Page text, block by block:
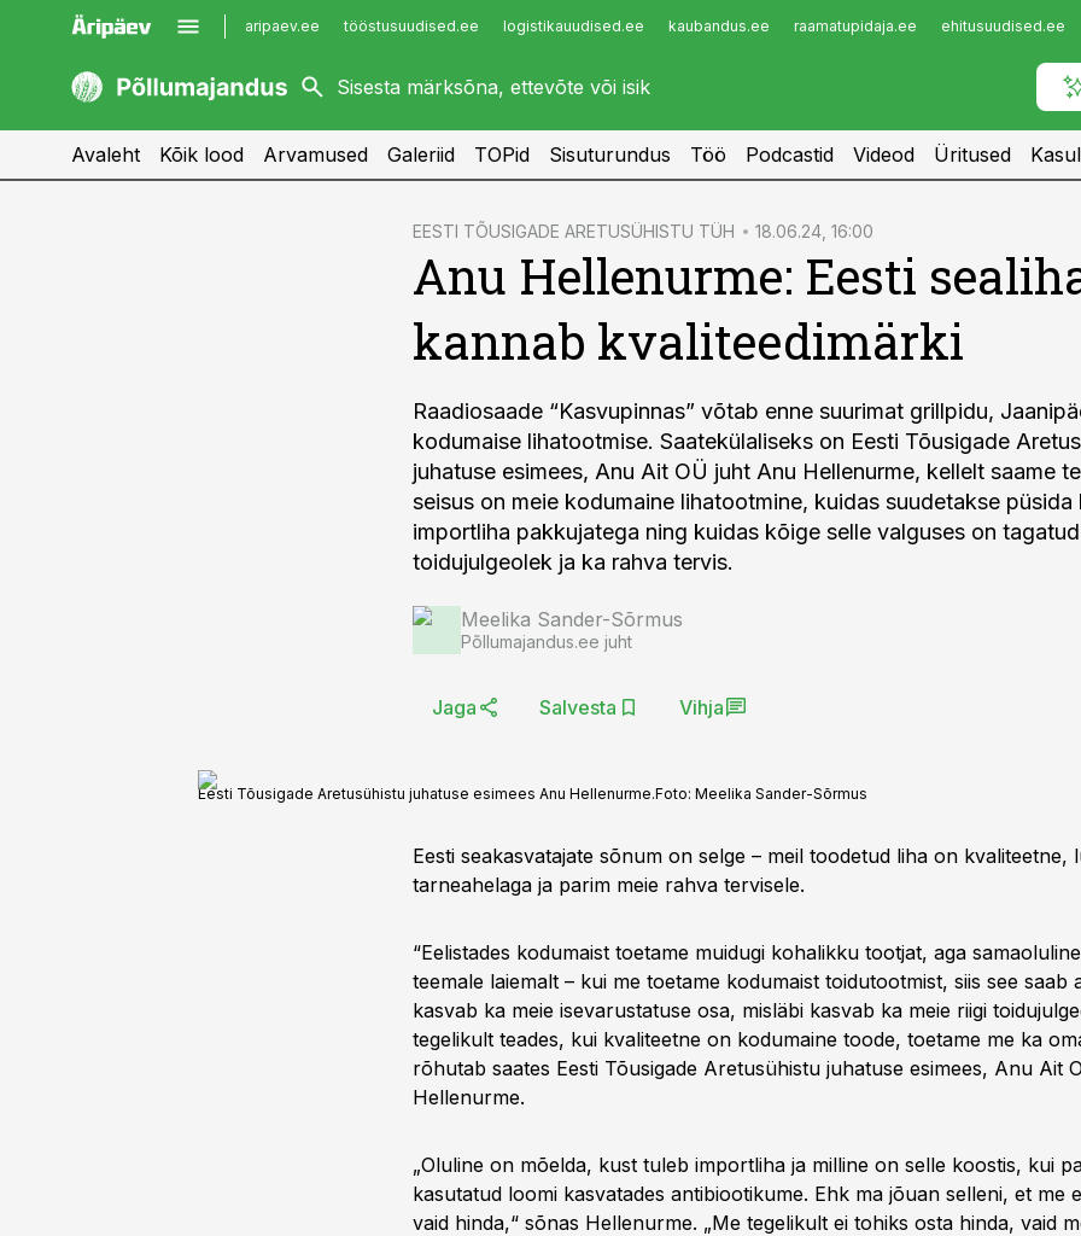
aripaev.ee tööstusuudised.ee logistikauudised.ee kaubandus.ee raamatupidaja.ee ehitusuudised.ee
kaubandus.ee
kinnisvarauudised.ee
imelineajalugu.ee
Infopank
Avaleht Kõik lood Arvamused Galeriid TOPid Sisuturundus Töö Podcastid Videod Üritused
EESTI TÕUSIGADE ARETUSÜHISTU TÜH 18.06.24, 16:00
Anu Hellenurme: Eesti
kannab kvaliteedimärki
Raadiosaade “Kasvupinnas” võtab enne suurimat grillpidu,
kodumaise lihatootmise. Saatekülaliseks on Eesti Tõusigade
juhatuse esimees, Anu Ait OÜ juht Anu Hellenurme, kellelt saame
seisus on meie kodumaine lihatootmine, kuidas suudetakse püsida
importliha pakkujatega ning kuidas kõige selle valguses on
toidujulgeolek ja ka rahva tervis.
Meelika Sander-Sõrmus
Põllumajandus.ee juht
Jaga Salvesta Vihja
Eesti Tõusigade Aretusühistu juhatuse esimees Anu Hellenurme.Foto: Meelika Sander-Sõrmus
Eesti seakasvatajate sõnum on selge – meil toodetud liha on kvaliteetne,
tarneahelaga ja parim meie rahva tervisele.
“Eelistades kodumaist toetame muidugi kohalikku tootjat, aga
teemale laiemalt – kui me toetame kodumaist toidutootmist, siis see saab
kasvab ka meie isevarustatuse osa, misläbi kasvab ka meie riigi
tegelikult teades, kui kvaliteetne on kodumaine toode, toetame me ka
rõhutab saates Eesti Tõusigade Aretusühistu juhatuse esimees, Anu Ait
Hellenurme.
„Oluline on mõelda, kust tuleb importliha ja milline on selle koostis, kui
kasutatud loomi kasvatades antibiootikume. Ehk ma jõuan selleni, et me
vaid hinda,“ sõnas Hellenurme. „Me tegelikult ei tohiks osta hinda, vaid